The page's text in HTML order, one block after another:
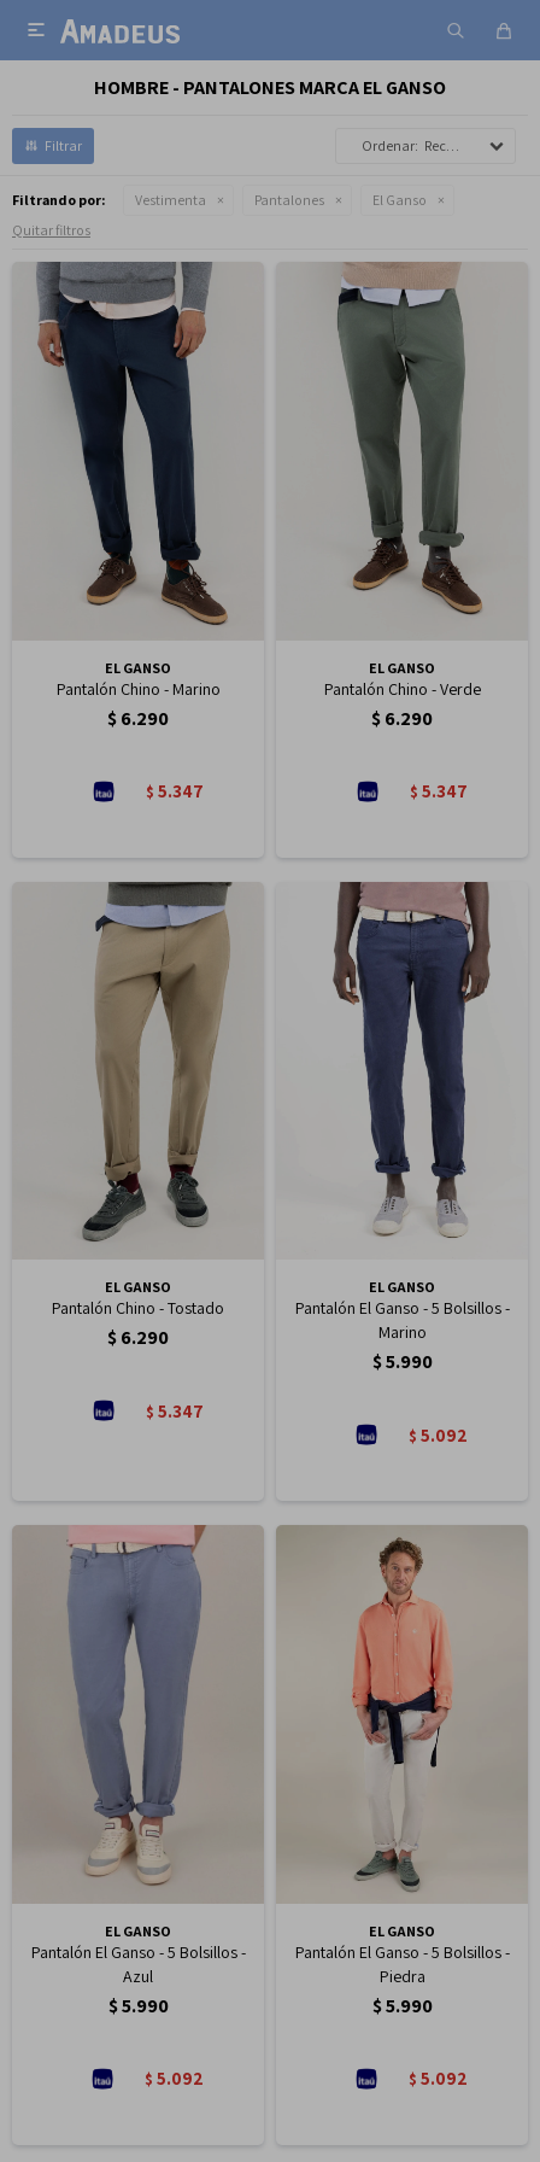

HOMBRE - PANTALONES MARCA EL GANSO
Recomendados
Filtrando por: Vestimenta Pantalones
El Ganso
Quitar filtros
EL GANSO
Pantalón Chino - Marino
$6.290
$ 5.347
EL GANSO
Pantalón Chino - Verde
$6.290
$ 5.347
EL GANSO
Pantalón Chino - Tostado
$6.290
$ 5.347
EL GANSO
Pantalón El Ganso - 5 Bolsillos -
Marino
$5.990
$ 5.092
EL GANSO
Pantalón El Ganso - 5 Bolsillos -
Azul
$5.990
$ 5.092
EL GANSO
Pantalón El Ganso - 5 Bolsillos -
Piedra
$5.990
$ 5.092